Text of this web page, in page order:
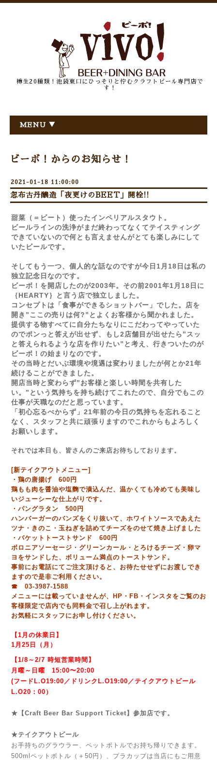
樽生20種類！池袋東口にひっそりと佇むクラフトビール専門店で
す！
MENU ▼
ビーボ！からのお知らせ！
2021-01-18 11:00:00
忽布古丹醸造「夜更けのBEET」開栓!!
甜菜（＝ビート）使ったインペリアルスタウト。
ビールラインの洗浄がまだ終わってなくてテイスティング
できていないので何とも言えませんがとても楽しみにして
いたビールです。
そしてもう一つ、個人的な話なのですが今日1月18日は私の
独立記念日なのです。
ビーボ！を開店したのが2003年。その前2001年1月18日に
｛HEARTY｝と言う店で独立しました。
コンセプトは「食事ができるショットバー」でした。店を
開き”ここの売りは何?”とよくお客様から聞かれました。
提供する物すべてに自分たちなりにこだわってやっていた
のでポンっと答えが出せず、もし2店舗目が出せたら”スッ
と答えられるような店を作りたい”と考え、行きついたのが
ビーボ！の始まりなのです。
その当時とだいぶ環境や境遇は変わりましたが何とか21年
続けることができました。
開店当時と変わらず”お客様と楽しい時間を共有した
い。”という気持ちを持ち続けてこれたので、自分でもこの
仕事が天職なのだと思っています。
「初心忘るべからず」21年前の今日の気持ちを忘れること
なく、スタッフと共に頑張りますのでこれからもよろしく
お願いします。
それでは本日も、皆さんのご来店お待ちしております。
[新テイクアウトメニュー]
・鶏の唐揚げ 600円
鶏もも肉を醤油や塩麴で漬込んだ、温かくても冷めても美味し
いジューシーな仕上がりです。
・パングラタン 500円
ハンバーガーのバンズをくり抜いて、ホワイトソースであえた
ツナ・きのこ・玉ねぎを詰めてチーズをのせて焼き上げました
・バケットトーストサンド 600円
ボロニアソーセージ・グリーンカール・とろけるチーズ・卵マ
ヨをサンドした、ボリューム満点のトーストサンド。
事前にお電話にてご注文頂けると、お待たせせずにお渡しでき
ますので是非ご利用ください。
☎ 03-3987-1588
メニューには載っていませんが、HP・FB・インスタをご覧のお
客様限定で店内でも同料金で召し上がれます。
お気軽にスタッフにお申し付けください。
【1月の休業日】
1月25日（月）
【1/8～2/7 時短営業時間】
月曜～日曜 15:00〜20:00
(フードL.O19:00／ドリンクL.O19:00／テイクアウトビール
L.O20：00）
★【Craft Beer Bar Support Ticket】参加店です。
★テイクアウトビール
お手持ちのグラウラー、ペットボトルでお持ち帰りできます。
500mlペットボトル（＋50円）、プラカップは当店にもご用意